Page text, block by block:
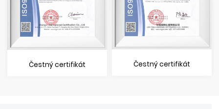
Čestný certifikát Čestný certifikát